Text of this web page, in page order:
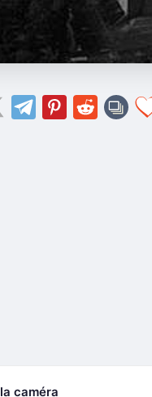
caméra